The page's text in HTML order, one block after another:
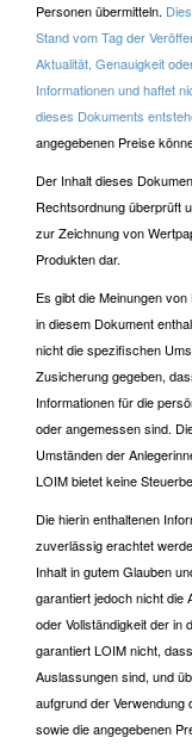
Personen übermitteln.
Stand vom Tag der
Aktualität, Genauigkeit
Informationen und haftet
dieses Dokuments
angegebenen Preise
Der Inhalt dieses
Rechtsordnung überprüft
zur Zeichnung von
Produkten dar.
Es gibt die Meinungen
in diesem Dokument
nicht die spezifischen
Zusicherung gegeben,
Informationen für die
oder angemessen sind.
Umständen der
LOIM bietet keine
Die hierin enthaltenen
zuverlässig erachtet
Inhalt in gutem Glauben
garantiert jedoch nicht die
oder Vollständigkeit der in
garantiert LOIM nicht,
Auslassungen sind, und
aufgrund der Verwendung
sowie die angegebenen